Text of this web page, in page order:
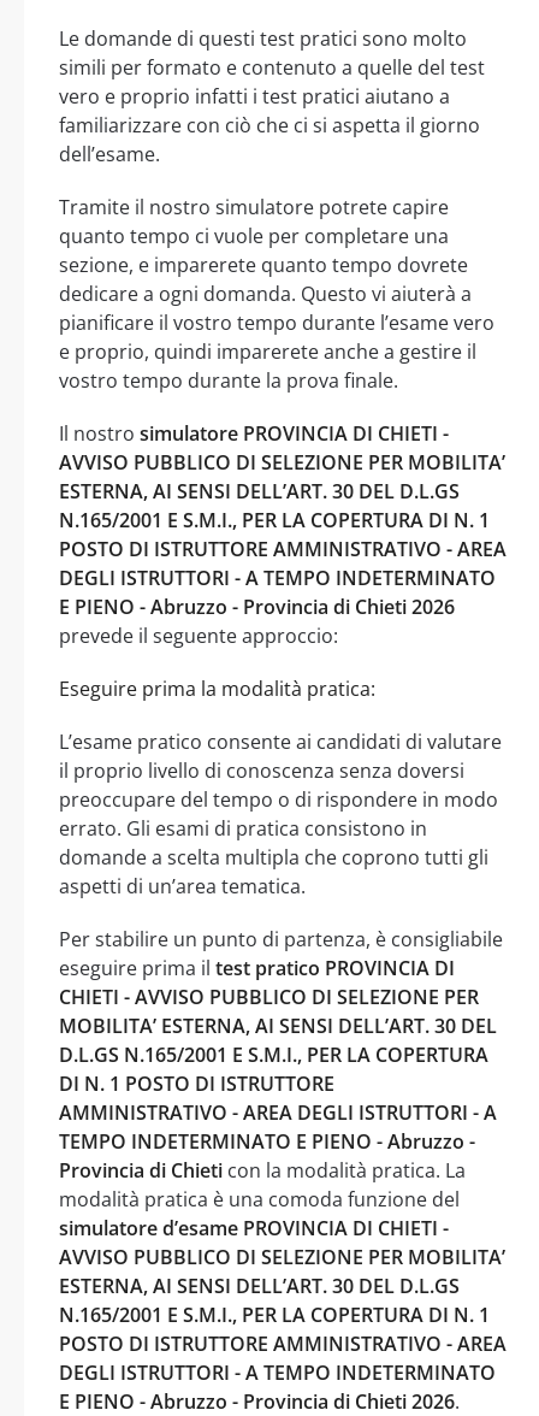
Le domande di questi test pratici sono molto
simili per formato e contenuto a quelle del test
vero e proprio infatti i test pratici aiutano a
familiarizzare con ciò che ci si aspetta il giorno
dell’esame.
Tramite il nostro simulatore potrete capire
quanto tempo ci vuole per completare una
sezione, e imparerete quanto tempo dovrete
dedicare a ogni domanda. Questo vi aiuterà a
pianificare il vostro tempo durante l’esame vero
e proprio, quindi imparerete anche a gestire il
vostro tempo durante la prova finale.
Il nostro simulatore PROVINCIA DI CHIETI -
AVVISO PUBBLICO DI SELEZIONE PER MOBILITA’
ESTERNA, AI SENSI DELL’ART. 30 DEL D.L.GS
N.165/2001 E S.M.I., PER LA COPERTURA DI N. 1
POSTO DI ISTRUTTORE AMMINISTRATIVO - AREA
DEGLI ISTRUTTORI - A TEMPO INDETERMINATO
E PIENO - Abruzzo - Provincia di Chieti 2026
prevede il seguente approccio:
Eseguire prima la modalità pratica:
L’esame pratico consente ai candidati di valutare
il proprio livello di conoscenza senza doversi
preoccupare del tempo o di rispondere in modo
errato. Gli esami di pratica consistono in
domande a scelta multipla che coprono tutti gli
aspetti di un’area tematica.
Per stabilire un punto di partenza, è consigliabile
eseguire prima il test pratico PROVINCIA DI
CHIETI - AVVISO PUBBLICO DI SELEZIONE PER
MOBILITA’ ESTERNA, AI SENSI DELL’ART. 30 DEL
D.L.GS N.165/2001 E S.M.I., PER LA COPERTURA
DI N. 1 POSTO DI ISTRUTTORE
AMMINISTRATIVO - AREA DEGLI ISTRUTTORI - A
TEMPO INDETERMINATO E PIENO - Abruzzo -
Provincia di Chieti con la modalità pratica. La
modalità pratica è una comoda funzione del
simulatore d’esame PROVINCIA DI CHIETI -
AVVISO PUBBLICO DI SELEZIONE PER MOBILITA’
ESTERNA, AI SENSI DELL’ART. 30 DEL D.L.GS
N.165/2001 E S.M.I., PER LA COPERTURA DI N. 1
POSTO DI ISTRUTTORE AMMINISTRATIVO - AREA
DEGLI ISTRUTTORI - A TEMPO INDETERMINATO
E PIENO - Abruzzo - Provincia di Chieti 2026.